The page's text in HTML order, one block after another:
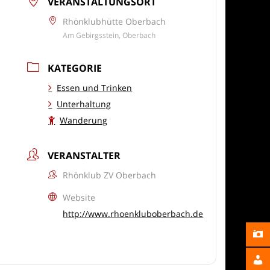
Rhönklubhütte Oberbach
Am Gebirgsstein, Oberbach
KATEGORIE
Essen und Trinken
Unterhaltung
Wanderung
VERANSTALTER
Rhönklub ZV Oberbach
Website
http://www.rhoenkluboberbach.de